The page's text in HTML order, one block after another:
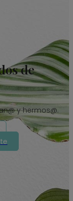
de
y hermos@.